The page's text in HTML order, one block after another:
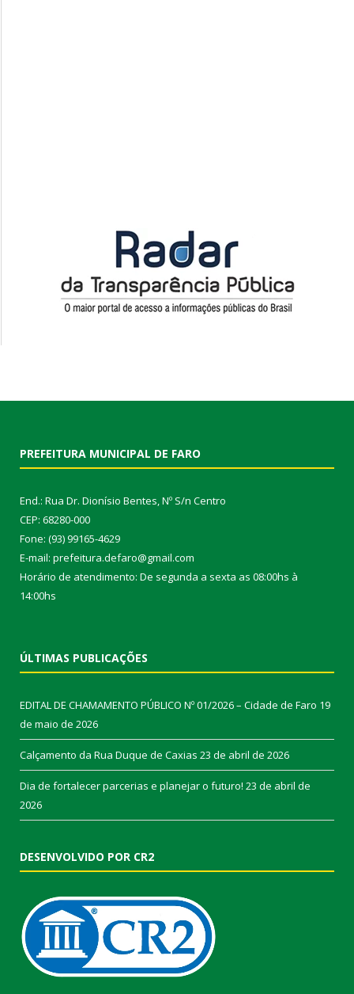
PREFEITURA MUNICIPAL DE FARO
End.: Rua Dr. Dionísio Bentes, Nº S/n Centro
CEP: 68280-000
Fone: (93) 99165-4629
E-mail: prefeitura.defaro@gmail.com
Horário de atendimento: De segunda a sexta as 08:00hs à
14:00hs
ÚLTIMAS PUBLICAÇÕES
EDITAL DE CHAMAMENTO PÚBLICO Nº 01/2026 – Cidade de Faro 19
de maio de 2026
Calçamento da Rua Duque de Caxias 23 de abril de 2026
Dia de fortalecer parcerias e planejar o futuro! 23 de abril de
2026
DESENVOLVIDO POR CR2